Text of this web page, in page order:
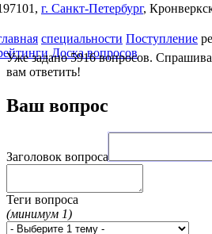
г. Санкт-Петербург,
специальности Поступление
Доска вопросов
Уже задано 5916 вопросов.
вам ответить!
Ваш вопрос
Заголовок вопроса
Теги вопроса
(минимум 1)